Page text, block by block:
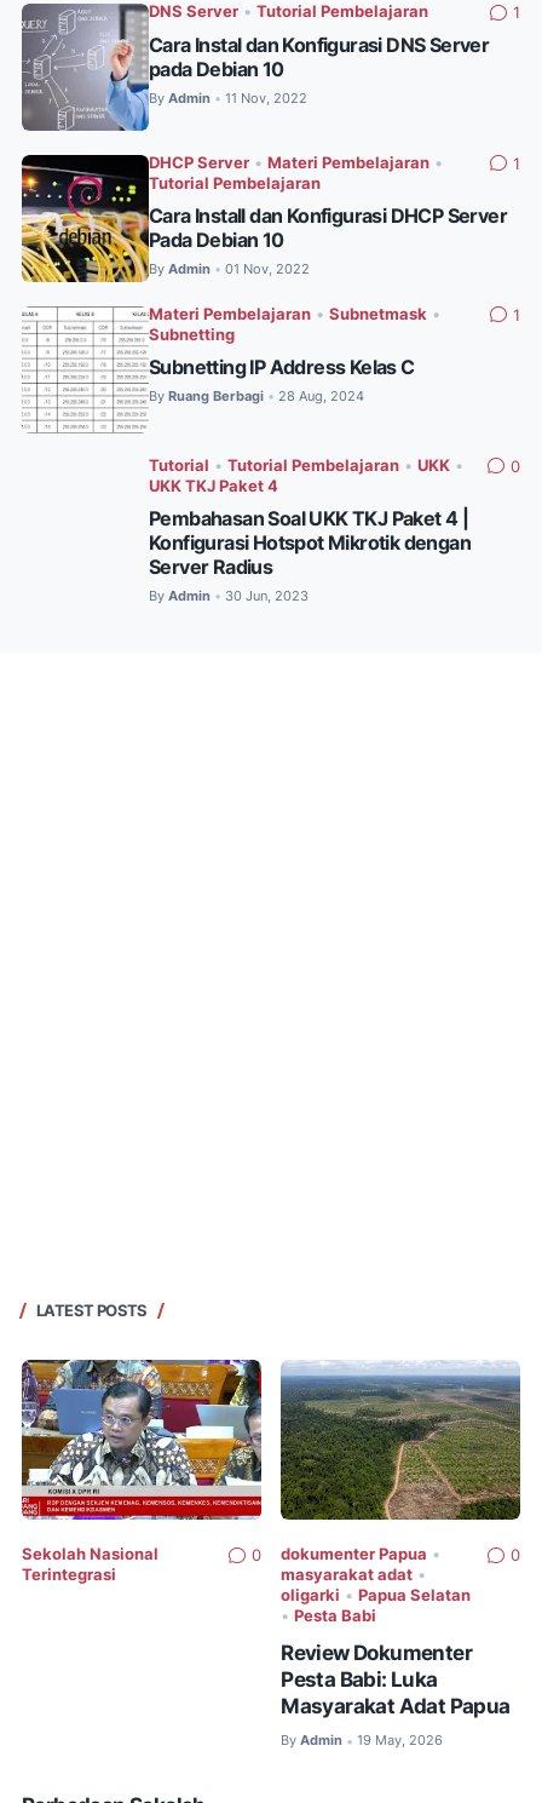
DNS Server • Tutorial Pembelajaran 1
Cara Instal dan Konfigurasi DNS Server
pada Debian 10
By Admin • 11 Nov, 2022
DHCP Server • Materi Pembelajaran •
Tutorial Pembelajaran
1
Cara Install dan Konfigurasi DHCP Server
Pada Debian 10
By Admin • 01 Nov, 2022
Materi Pembelajaran • Subnetmask •
Subnetting
1
Subnetting IP Address Kelas C
By Ruang Berbagi • 28 Aug, 2024
Tutorial • Tutorial Pembelajaran • UKK •
UKK TKJ Paket 4
0
Pembahasan Soal UKK TKJ Paket 4 |
Konfigurasi Hotspot Mikrotik dengan
Server Radius
By Admin • 30 Jun, 2023
LATEST POSTS
Sekolah Nasional
Terintegrasi
0 dokumenter Papua •
masyarakat adat •
oligarki • Papua Selatan
• Pesta Babi
0
Review Dokumenter
Pesta Babi: Luka
Masyarakat Adat Papua
By Admin • 19 May, 2026